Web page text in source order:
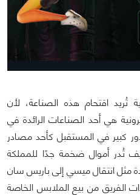
تُريد اقتحام هذه الصناعة، لأن
هي أحد الصناعات الرائدة في
كبير في المستقبل كأحد مصادر
تُدر أموال ضخمة جدًا للمملكة
مثل انتقال ميسي إلى باريس سان
الفريق من بيع الملابس الخاصة